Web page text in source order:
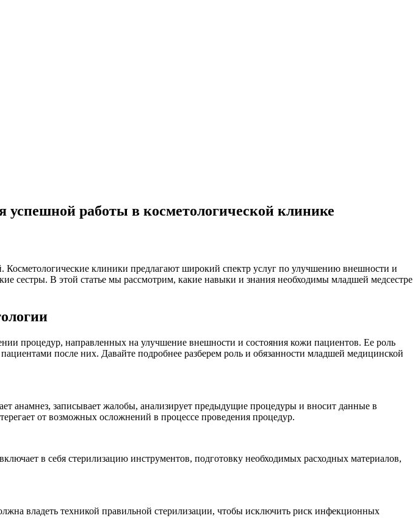
работы в косметологической клинике
Косметологические клиники предлагают широкий спектр услуг по улучшению внешности и
В этой статье мы рассмотрим, какие навыки и знания необходимы младшей медсестре
процедур, направленных на улучшение внешности и состояния кожи пациентов. Ее роль
после них. Давайте подробнее разберем роль и обязанности младшей медицинской
анамнез, записывает жалобы, анализирует предыдущие процедуры и вносит данные в
от возможных осложнений в процессе проведения процедур.
в себя стерилизацию инструментов, подготовку необходимых расходных материалов,
владеть техникой правильной стерилизации, чтобы исключить риск инфекционных